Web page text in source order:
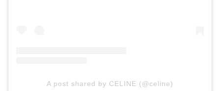
A post shared by CELINE (@celine)